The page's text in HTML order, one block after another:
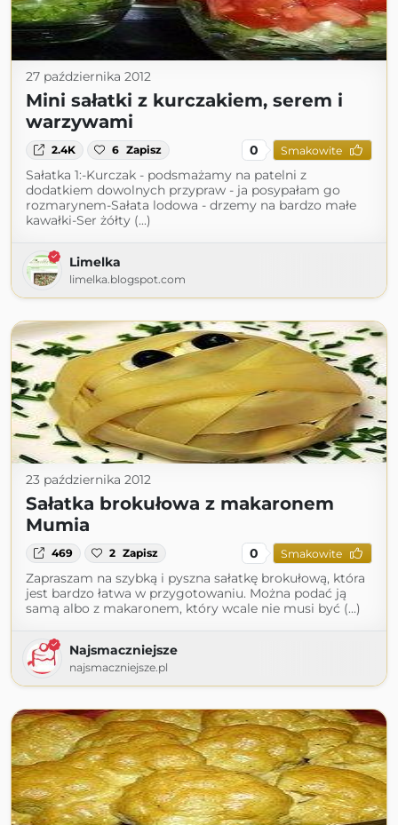
27 października 2012
Mini sałatki z kurczakiem, serem i
warzywami
2.4K 6 Zapisz 0 Smakowite
Sałatka 1:-Kurczak - podsmażamy na patelni z
dodatkiem dowolnych przypraw - ja posypałam go
rozmarynem-Sałata lodowa - drzemy na bardzo małe
kawałki-Ser żółty (...)
Limelka
limelka.blogspot.com
23 października 2012
Sałatka brokułowa z makaronem
Mumia
469 2 Zapisz 0 Smakowite
Zapraszam na szybką i pyszna sałatkę brokułową, która
jest bardzo łatwa w przygotowaniu. Można podać ją
samą albo z makaronem, który wcale nie musi być (...)
Najsmaczniejsze
najsmaczniejsze.pl